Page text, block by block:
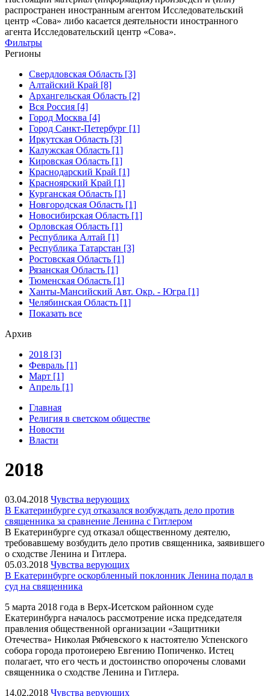
распространен иностранным агентом Исследовательский
центр «Сова» либо касается деятельности иностранного
агента Исследовательский центр «Сова».
Фильтры
Регионы
Свердловская Область [3]
Алтайский Край [8]
Архангельская Область [2]
Вся Россия [4]
Город Москва [4]
Город Санкт-Петербург [1]
Иркутская Область [3]
Калужская Область [1]
Кировская Область [1]
Краснодарский Край [1]
Красноярский Край [1]
Курганская Область [1]
Новгородская Область [1]
Новосибирская Область [1]
Орловская Область [1]
Республика Алтай [1]
Республика Татарстан [3]
Ростовская Область [1]
Рязанская Область [1]
Тюменская Область [1]
Ханты-Мансийский Авт. Окр. - Югра [1]
Челябинская Область [1]
Показать все
Архив
2018 [3]
Февраль [1]
Март [1]
Апрель [1]
Главная
Религия в светском обществе
Новости
Власти
2018
03.04.2018 Чувства верующих
В Екатеринбурге суд отказался возбуждать дело против
священника за сравнение Ленина с Гитлером
В Екатеринбурге суд отказал общественному деятелю,
требовавшему возбудить дело против священника, заявившего
о сходстве Ленина и Гитлера.
05.03.2018 Чувства верующих
В Екатеринбурге оскорбленный поклонник Ленина подал в
суд на священника
5 марта 2018 года в Верх-Исетском районном суде
Екатеринбурга началось рассмотрение иска председателя
правления общественной организации «Защитники
Отечества» Николая Рябчевского к настоятелю Успенского
собора города протоиерею Евгению Попиченко. Истец
полагает, что его честь и достоинство опорочены словами
священника о сходстве Ленина и Гитлера.
14.02.2018 Чувства верующих